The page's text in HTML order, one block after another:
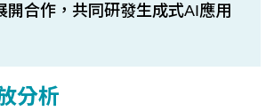
開合作，共同研發生成式AI應用
分析